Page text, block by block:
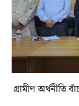
গ্রামীণ অর্থনীতি